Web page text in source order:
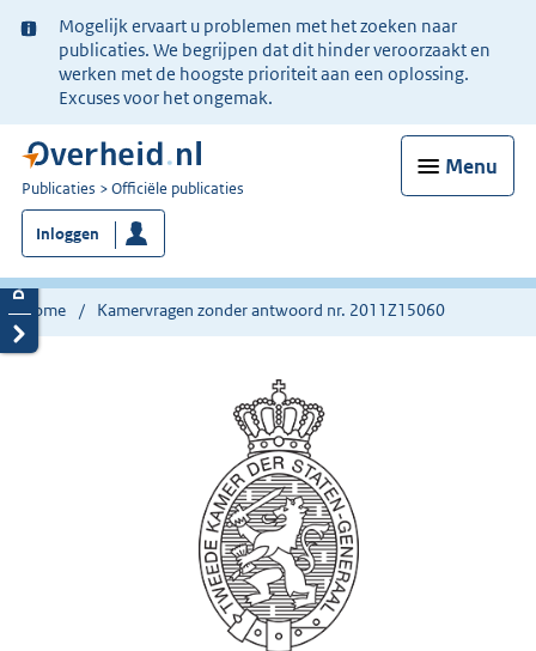
Ter
informatie:
Mogelijk ervaart u problemen met het zoeken naar
publicaties. We begrijpen dat dit hinder veroorzaakt en
werken met de hoogste prioriteit aan een oplossing.
Excuses voor het ongemak.
Menu
U
bent
nu
hier:
Publicaties Officiële publicaties
Inloggen
Home Kamervragen zonder antwoord nr. 2011Z15060